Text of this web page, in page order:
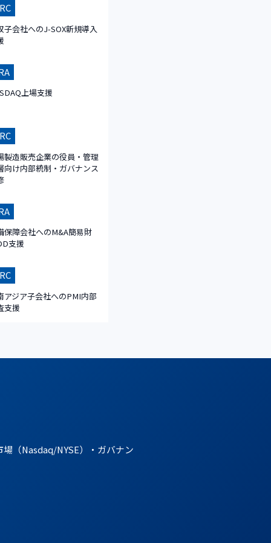
子会社へのJ-SOX新規導入
上場支援
製造販売企業の役員・管理
向け内部統制・ガバナンス
保障会社へのM&A簡易財
支援
アジア子会社へのPMI内部
支援
（Nasdaq/NYSE）・ガバナン